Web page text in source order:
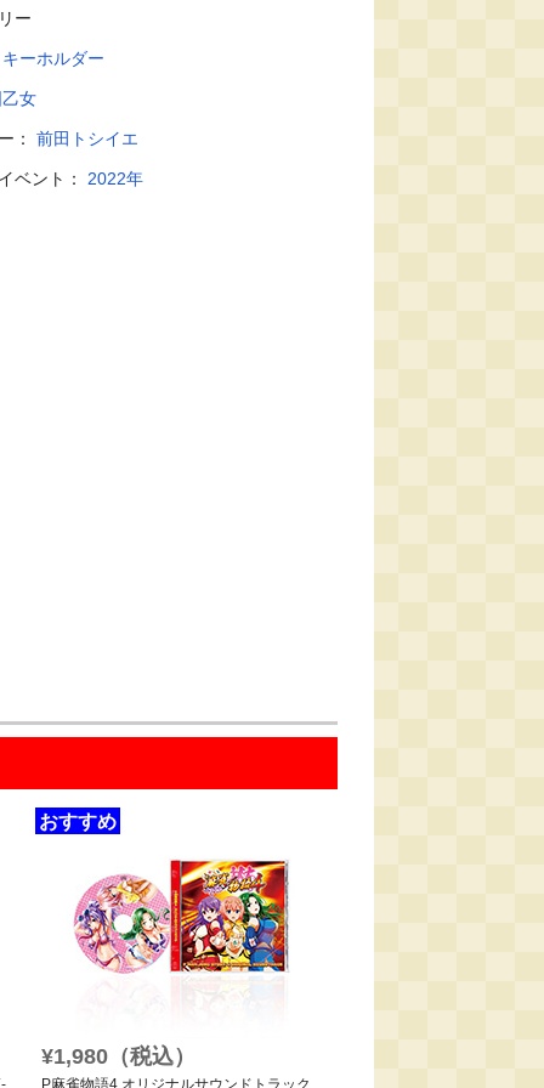
ー
キーホルダー
女
： 前田トシイエ
ベント： 2022年
おすすめ
¥1,980（税込）